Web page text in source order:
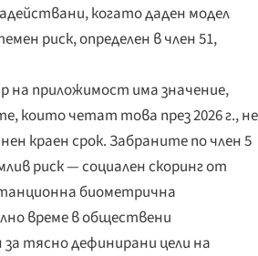
когато даден модел
риск, определен в член 51,
на приложимост има значение,
които четат това през 2026 г., не
краен срок. Забраните по член 5
риск — социален скоринг от
биометрична
време в обществени
тясно дефинирани цели на